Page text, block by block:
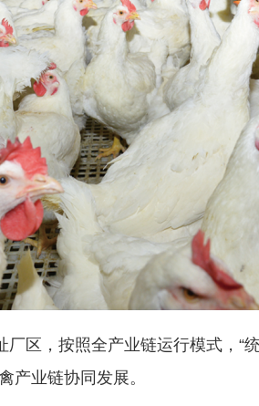
区，按照全产业链运行模式，
产业链协同发展。